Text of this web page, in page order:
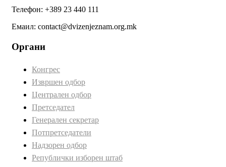
Телефон: +389 23 440 111
Емаил: contact@dvizenjeznam.org.mk
Органи
Конгрес
Извршен одбор
Централен одбор
Претседател
Генерален секретар
Потпретседатели
Надзорен одбор
Републички изборен штаб